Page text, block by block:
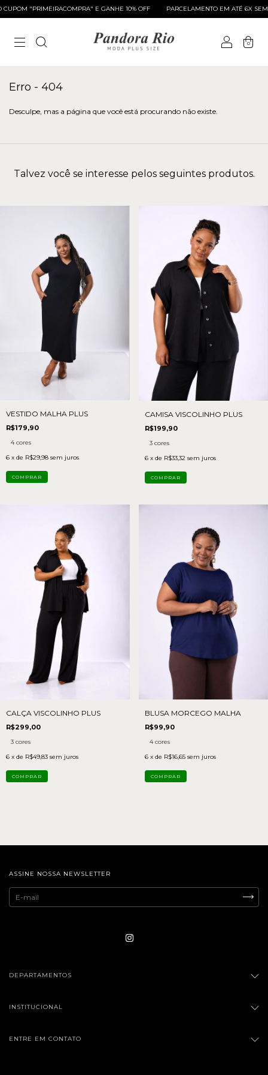
"PRIMEIRACOMPRA" E GANHE 10% OFF PARCELAMENTO EM ATÉ 6X SEM
0
Erro - 404
Desculpe, mas a página que você está procurando não existe.
Talvez você se interesse pelos seguintes produtos.
VESTIDO MALHA PLUS
R$179,90
4 cores
6 x de R$29,98 sem juros
COMPRAR
CAMISA VISCOLINHO PLUS
R$199,90
3 cores
6 x de R$33,32 sem juros
COMPRAR
CALÇA VISCOLINHO PLUS
R$299,00
3 cores
6 x de R$49,83 sem juros
COMPRAR
BLUSA MORCEGO MALHA
R$99,90
4 cores
6 x de R$16,65 sem juros
COMPRAR
ASSINE NOSSA NEWSLETTER
DEPARTAMENTOS
INSTITUCIONAL
ENTRE EM CONTATO